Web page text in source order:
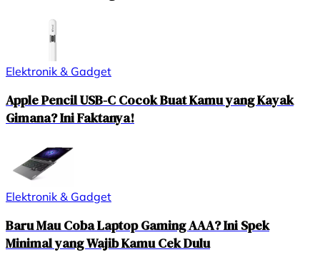
Elektronik & Gadget
Apple Pencil USB-C Cocok Buat Kamu yang Kayak
Gimana? Ini Faktanya!
Elektronik & Gadget
Baru Mau Coba Laptop Gaming AAA? Ini Spek
Minimal yang Wajib Kamu Cek Dulu